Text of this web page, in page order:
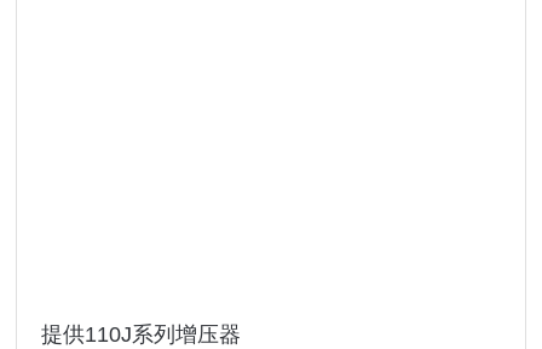
提供110J系列增压器